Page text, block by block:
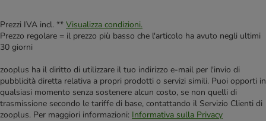
Prezzi IVA incl. ** Visualizza condizioni.
Prezzo regolare = il prezzo più basso che l'articolo ha avuto negli ultimi
30 giorni
zooplus ha il diritto di utilizzare il tuo indirizzo e-mail per l'invio di
pubblicità diretta relativa a propri prodotti o servizi simili. Puoi opporti in
qualsiasi momento senza sostenere alcun costo, se non quelli di
trasmissione secondo le tariffe di base, contattando il Servizio Clienti di
zooplus. Per maggiori informazioni: Informativa sulla Privacy